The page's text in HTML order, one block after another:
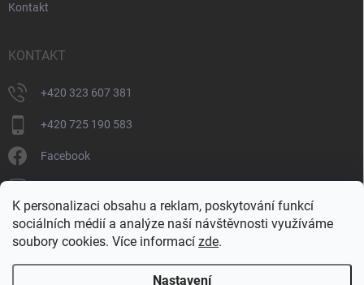
K personalizaci obsahu a reklam, poskytování funkcí
sociálních médií a analýze naší návštěvnosti využíváme
soubory cookies. Více informací zde.
Nastavení
Kontakt
KONTAKT
+420 323 607 381
+420 725 190 583
Facebook
+420 725 190 583